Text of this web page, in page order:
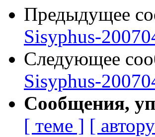
Предыдущее
Sisyphus-
Следующее
Sisyphus-
Сообщения,
[ теме ] [